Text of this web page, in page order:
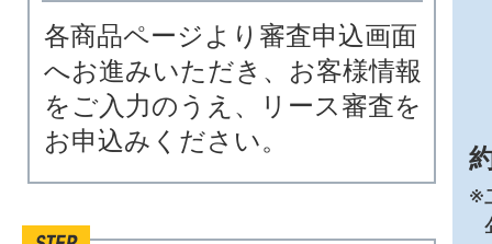
各商品ページより審査申込画面
へお進みいただき、お客様情報
をご入力のうえ、リース審査を
お申込みください。
※